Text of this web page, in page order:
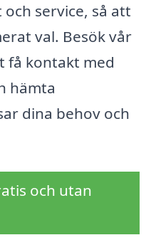
service, så att
val. Besök vår
få kontakt med
hämta
dina behov och
och utan